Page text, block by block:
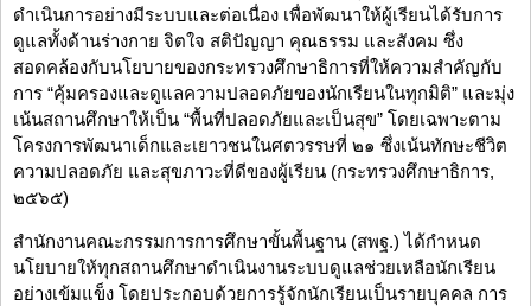
ดำเนินการอย่างมีระบบและต่อเนื่อง เพื่อพัฒนาให้ผู้เรียนได้รับการ
ดูแลทั้งด้านร่างกาย จิตใจ สติปัญญา คุณธรรม และสังคม ซึ่ง
สอดคล้องกับนโยบายของกระทรวงศึกษาธิการที่ให้ความสำคัญกับ
การ “คุ้มครองและดูแลความปลอดภัยของนักเรียนในทุกมิติ” และมุ่ง
เน้นสถานศึกษาให้เป็น “พื้นที่ปลอดภัยและเป็นสุข” โดยเฉพาะตาม
โครงการพัฒนาเด็กและเยาวชนในศตวรรษที่ ๒๑ ซึ่งเน้นทักษะชีวิต
ความปลอดภัย และสุขภาวะที่ดีของผู้เรียน (กระทรวงศึกษาธิการ,
๒๕๖๕)
สำนักงานคณะกรรมการการศึกษาขั้นพื้นฐาน (สพฐ.) ได้กำหนด
นโยบายให้ทุกสถานศึกษาดำเนินงานระบบดูแลช่วยเหลือนักเรียน
อย่างเข้มแข็ง โดยประกอบด้วยการรู้จักนักเรียนเป็นรายบุคคล การ